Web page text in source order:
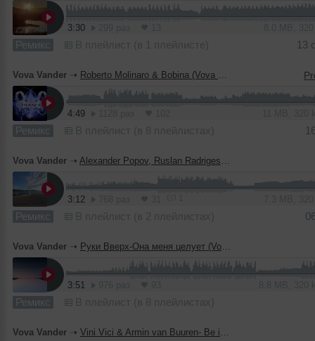
3:30
Ремикс В плейлист (в 1 плейлисте) 13
Vova Vander ➝ Roberto Molinaro & Bobina (Vova Vander Remix)
4:49
Ремикс В плейлист (в 8 плейлистах)
Vova Vander ➝ Alexander Popov, Ruslan Radriges - Dynamic (Vova Vander Remix)
3:12
Ремикс В плейлист (в 2 плейлистах)
Vova Vander ➝ Руки Вверх-Она меня целует (Vova Vander remix)
3:51
Ремикс В плейлист (в 8 плейлистах)
Vova Vander ➝ Vini Vici & Armin van Buuren- Be in De moment (Vova Vander remix)